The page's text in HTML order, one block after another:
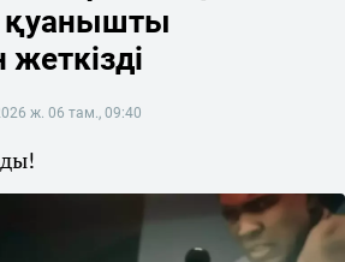
қуанышты
ж. 06 там., 09:40